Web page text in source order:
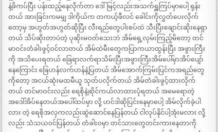
နဲ့ဖိကပ်ပြီး ပန်းထည့်နေလိုက်တာ ဒေါ်မြင့်လည်းအသက်ရှူကြပ်မှာပေါ့ ရုန်း
တယ် အားခြင်းကမမျှ ဒါကိုယ်က တကယ့်ဖီလင် ခေါင်းကိုလွှတ်ပေးလိုက်
တော့မှ အဟွတ်အဟွတ်ဆိုပြီး လီးရည်တွေပါးစပ်ထဲ သီးပြီးချောင်းဆိုးနေရှာ
တယ် သိပ်ဆိုးတာပဲတဲ့ ပုဆိုးမဝတ်သေးဘဲ အိမ်ရှေ့လှမ်းကြည့်မိတော့ တင်
မာဝင်းတံခါးဖွင့်ဝင်လာတယ် အိမ်ထဲမီးတွေကပြာကယာထွန်းပြီး အဖွားကြီး
ကို အသိပေးရတယ် ခြေရာလက်ရာသိမ်းပြီးအဖွားကြီးအိမ်ပေါ်မှာအိပ်ပျော်
နေကြောင်း ခြေဟန်လက်ဟန်နဲ့ပြတယ် အိမ်အောက်ကြမ်းပြင်ကအရည်တွေ
ကိုတော့ အငယ်ဆုံးမထမီယူ သုတ်ပလိုက်တယ် အိမ်တံခါးဖွင့်ထားလိုက်
တယ် တင်မာဝင်းလည်း ရေစိုနဲ့ဆိုင်ကယ်လာထားပုံရတယ် အမေရောတဲ့
အဒေါ်အိပ်နေတယ်အပေါ်ထပ်မှာ လို့ ဟင်ဒါဆိုပြင်းနေမှာပေါ့ အိမ်လိုက်ခဲ့ပါ
လား တဲ့ ရေစိုအလှကလည်းဆွဲဆောင်နေပြန်တယ် ငါလုပ်နိုင်ပါ့အုံးမလား လို့
လည်း သံသယဝင်ပြန်တယ် တံခါးဝမှာ တင်သားတွေတင်းကားနေတာကို